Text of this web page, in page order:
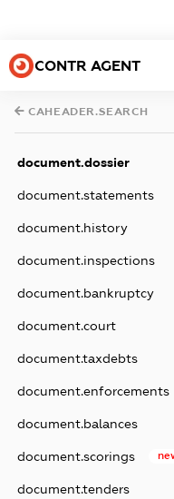
CONTR AGENT
CAHEADER.SEARCH
document.dossier
document.statements
document.history
document.inspections
document.bankruptcy
document.court
document.taxdebts
document.enforcements
document.balances
document.scorings
document.tenders